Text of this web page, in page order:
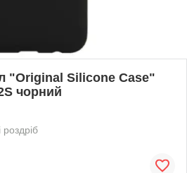
"Original Silicone Case"
чорний
роздріб